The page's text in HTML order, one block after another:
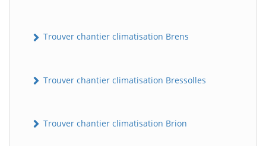
Trouver chantier climatisation Brens
Trouver chantier climatisation Bressolles
Trouver chantier climatisation Brion